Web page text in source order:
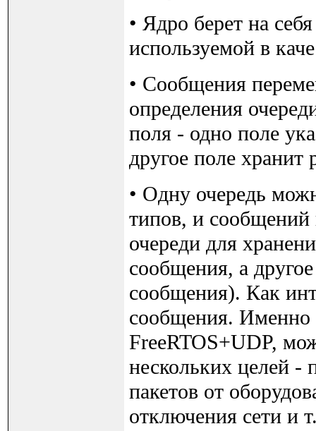
• Ядро берет на
используемой в
• Сообщения
определения
поля - одно поле
другое поле хранит
• Одну очередь
типов, и сообщений
очереди для
сообщения, а
сообщения). Как
сообщения. Именно
FreeRTOS+UDP,
нескольких целей -
пакетов от
отключения сети и